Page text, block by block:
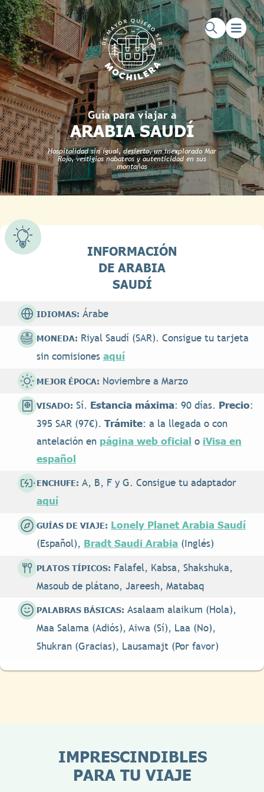
Saltar al contenido principal
Saltar al pie de página
Guía para viajar a
ARABIA SAUDÍ
Hospitalidad sin igual, desierto, un inexplorado Mar
Rojo, vestigios nabateos y autenticidad en sus
montañas
INFORMACIÓN
DE ARABIA
SAUDÍ
IDIOMAS: Árabe
MONEDA: Riyal Saudí (SAR). Consigue tu tarjeta
sin comisiones aquí
MEJOR ÉPOCA: Noviembre a Marzo
VISADO: Sí. Estancia máxima: 90 días. Precio:
395 SAR (97€). Trámite: a la llegada o con
antelación en página web oficial o iVisa en
español
ENCHUFE: A, B, F y G. Consigue tu adaptador
aquí
GUÍAS DE VIAJE: Lonely Planet Arabia Saudí
(Español), Bradt Saudi Arabia (Inglés)
PLATOS TÍPICOS: Falafel, Kabsa, Shakshuka,
Masoub de plátano, Jareesh, Matabaq
PALABRAS BÁSICAS: Asalaam alaikum (Hola),
Maa Salama (Adiós), Aiwa (Sí), Laa (No),
Shukran (Gracias), Lausamajt (Por favor)
IMPRESCINDIBLES
PARA TU VIAJE